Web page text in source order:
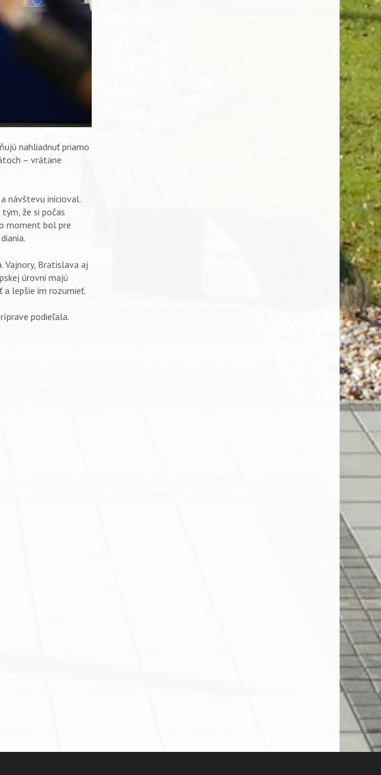
nahliadnuť priamo
– vrátane
návštevu inicioval.
že si počas
moment bol pre
Vajnory, Bratislava aj
úrovni majú
lepšie im rozumieť.
podieľala.